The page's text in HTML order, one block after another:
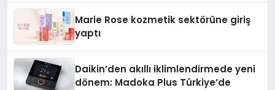
Marie Rose kozmetik sektörüne giriş
yaptı
Daikin’den akıllı iklimlendirmede yeni
dönem: Madoka Plus Türkiye’de